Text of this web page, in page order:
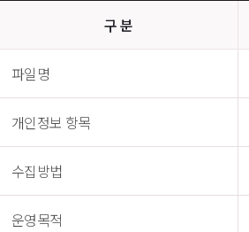
구 분
파일명
개인정보 항목
수집방법
운영목적